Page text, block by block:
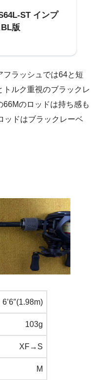
ST インプ
版
フラッシュでは64と短
ルク重視のブラックレ
のロッドは持ち感も
ッドはブラックレーベ
6’6″(1.98m)
103g
XF→S
M